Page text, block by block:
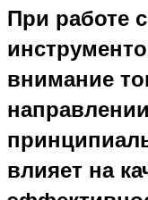
При работе
внимание
влияет на